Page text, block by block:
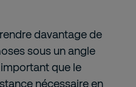
davantage de
sous un angle
que le
nécessaire en